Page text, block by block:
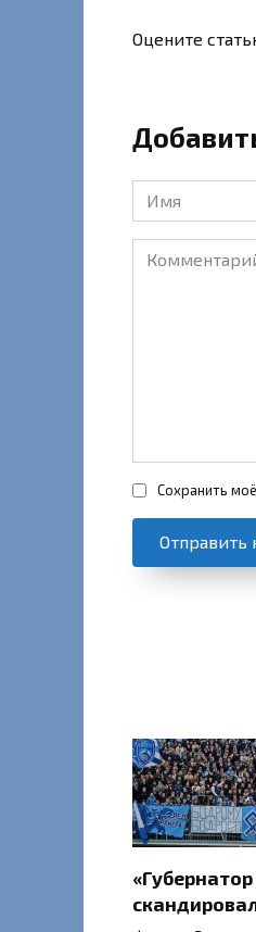
Оцените
Имя
*
Комментарий
Сохранить